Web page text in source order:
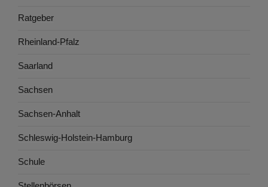
Ratgeber
Rheinland-Pfalz
Saarland
Sachsen
Sachsen-Anhalt
Schleswig-Holstein-Hamburg
Schule